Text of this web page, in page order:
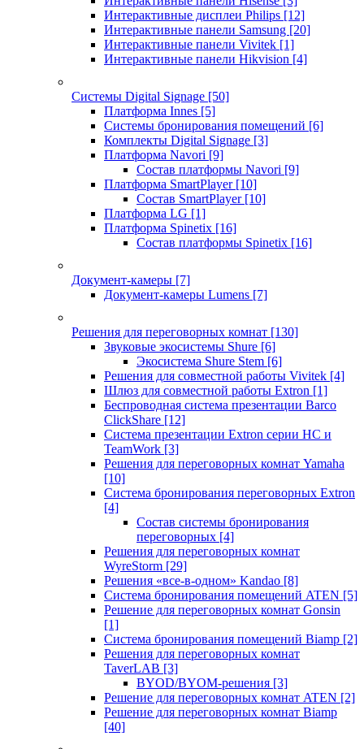
Интерактивные дисплеи Philips [12]
Интерактивные панели Samsung [20]
Интерактивные панели Vivitek [1]
Интерактивные панели Hikvision [4]
Системы Digital Signage [50]
Платформа Innes [5]
Системы бронирования помещений [6]
Комплекты Digital Signage [3]
Платформа Navori [9]
Состав платформы Navori [9]
Платформа SmartPlayer [10]
Состав SmartPlayer [10]
Платформа LG [1]
Платформа Spinetix [16]
Состав платформы Spinetix [16]
Документ-камеры [7]
Документ-камеры Lumens [7]
Решения для переговорных комнат [130]
Звуковые экосистемы Shure [6]
Экосистема Shure Stem [6]
Решения для совместной работы Vivitek [4]
Шлюз для совместной работы Extron [1]
Беспроводная система презентации Barco
ClickShare [12]
Система презентации Extron серии HC и
TeamWork [3]
Решения для переговорных комнат Yamaha
[10]
Система бронирования переговорных Extron
[4]
Состав системы бронирования
переговорных [4]
Решения для переговорных комнат
WyreStorm [29]
Решения «все-в-одном» Kandao [8]
Система бронирования помещений ATEN [5]
Решение для переговорных комнат Gonsin
[1]
Система бронирования помещений Biamp [2]
Решения для переговорных комнат
TaverLAB [3]
BYOD/BYOM-решения [3]
Решение для переговорных комнат ATEN [2]
Решение для переговорных комнат Biamp
[40]